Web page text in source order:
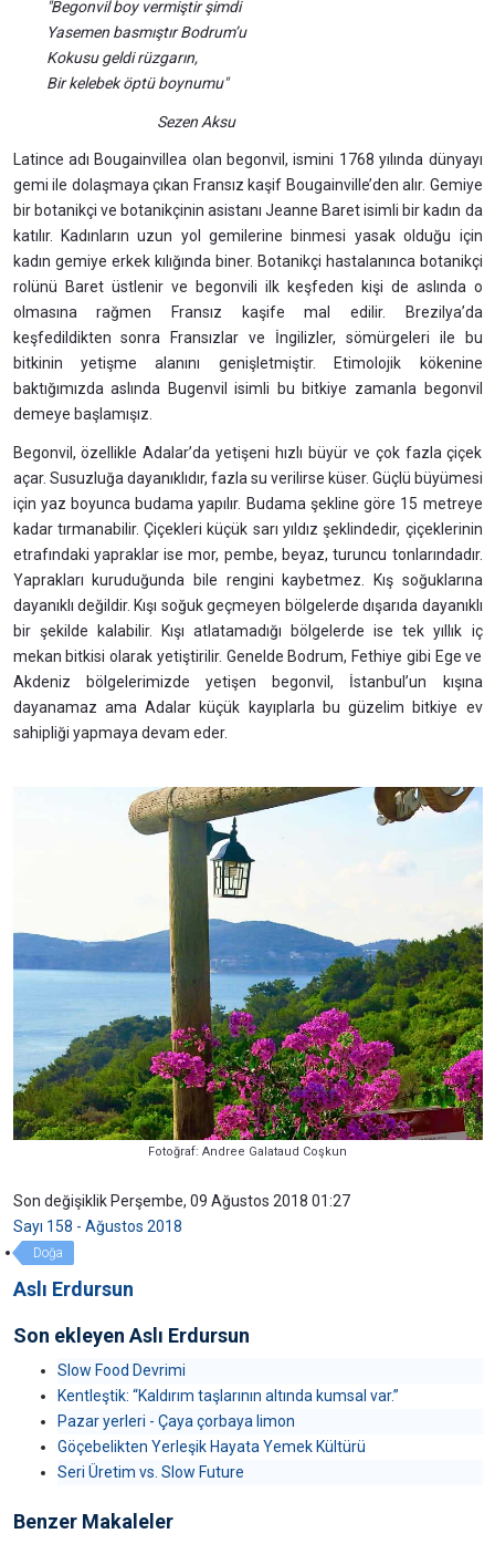
"Begonvil boy vermiştir şimdi
Yasemen basmıştır Bodrum’u
Kokusu geldi rüzgarın,
Bir kelebek öptü boynumu"
Sezen Aksu
Latince adı Bougainvillea olan begonvil, ismini 1768 yılında dünyayı
gemi ile dolaşmaya çıkan Fransız kaşif Bougainville’den alır. Gemiye
bir botanikçi ve botanikçinin asistanı Jeanne Baret isimli bir kadın da
katılır. Kadınların uzun yol gemilerine binmesi yasak olduğu için
kadın gemiye erkek kılığında biner. Botanikçi hastalanınca botanikçi
rolünü Baret üstlenir ve begonvili ilk keşfeden kişi de aslında o
olmasına rağmen Fransız kaşife mal edilir. Brezilya’da
keşfedildikten sonra Fransızlar ve İngilizler, sömürgeleri ile bu
bitkinin yetişme alanını genişletmiştir. Etimolojik kökenine
baktığımızda aslında Bugenvil isimli bu bitkiye zamanla begonvil
demeye başlamışız.
Begonvil, özellikle Adalar’da yetişeni hızlı büyür ve çok fazla çiçek
açar. Susuzluğa dayanıklıdır, fazla su verilirse küser. Güçlü büyümesi
için yaz boyunca budama yapılır. Budama şekline göre 15 metreye
kadar tırmanabilir. Çiçekleri küçük sarı yıldız şeklindedir, çiçeklerinin
etrafındaki yapraklar ise mor, pembe, beyaz, turuncu tonlarındadır.
Yaprakları kuruduğunda bile rengini kaybetmez. Kış soğuklarına
dayanıklı değildir. Kışı soğuk geçmeyen bölgelerde dışarıda dayanıklı
bir şekilde kalabilir. Kışı atlatamadığı bölgelerde ise tek yıllık iç
mekan bitkisi olarak yetiştirilir. Genelde Bodrum, Fethiye gibi Ege ve
Akdeniz bölgelerimizde yetişen begonvil, İstanbul’un kışına
dayanamaz ama Adalar küçük kayıplarla bu güzelim bitkiye ev
sahipliği yapmaya devam eder.
Fotoğraf: Andree Galataud Coşkun
Son değişiklik Perşembe, 09 Ağustos 2018 01:27
Sayı 158 - Ağustos 2018
Doğa
Aslı Erdursun
Son ekleyen Aslı Erdursun
Slow Food Devrimi
Kentleştik: “Kaldırım taşlarının altında kumsal var.”
Pazar yerleri - Çaya çorbaya limon
Göçebelikten Yerleşik Hayata Yemek Kültürü
Seri Üretim vs. Slow Future
Benzer Makaleler